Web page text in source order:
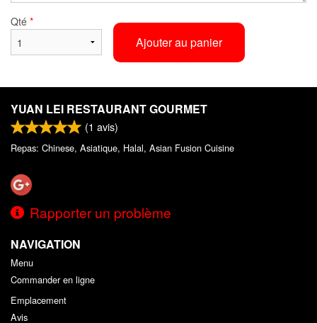
Qté *
Ajouter au panier
YUAN LEI RESTAURANT GOURMET
(1 avis)
Repas: Chinese, Asiatique, Halal, Asian Fusion Cuisine
Rapporter un problème
NAVIGATION
Menu
Commander en ligne
Emplacement
Avis